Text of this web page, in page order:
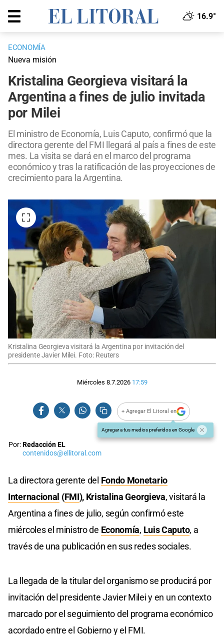
16.9°
ECONOMÍA
Nueva misión
Kristalina Georgieva visitará la
Argentina a fines de julio invitada
por Milei
El ministro de Economía, Luis Caputo, confirmó que la
directora gerente del FMI llegará al país a fines de este
mes. La visita se dará en el marco del programa
económico y tras la ratificación de las proyecciones de
crecimiento para la Argentina.
Kristalina Georgieva visitará la Argentina por invitación del
presidente Javier Milei. Foto: Reuters
Miércoles 8.7.2026 17:59
+ Agregar El Litoral en
Agregar a tus medios preferidos en Google
Por:Redacción EL
contenidos@ellitoral.com
La directora gerente del Fondo Monetario
Internacional (FMI), Kristalina Georgieva, visitará la
Argentina a fines de julio, según confirmó este
miércoles el ministro de Economía, Luis Caputo, a
través de una publicación en sus redes sociales.
La llegada de la titular del organismo se producirá por
invitación del presidente Javier Milei y en un contexto
marcado por el seguimiento del programa económico
acordado entre el Gobierno y el FMI.